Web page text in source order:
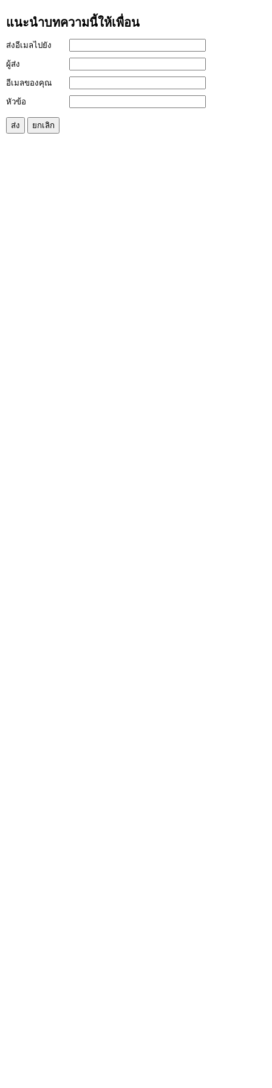
แนะนำบทความนี้ให้เพื่อน
ส่งอีเมลไปยัง
ผู้ส่ง
อีเมลของคุณ
หัวข้อ
ส่ง ยกเลิก